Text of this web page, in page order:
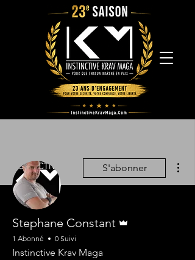
S'abonner
Stephane Constant
1 Abonné 0 Suivi
Instinctive Krav Maga